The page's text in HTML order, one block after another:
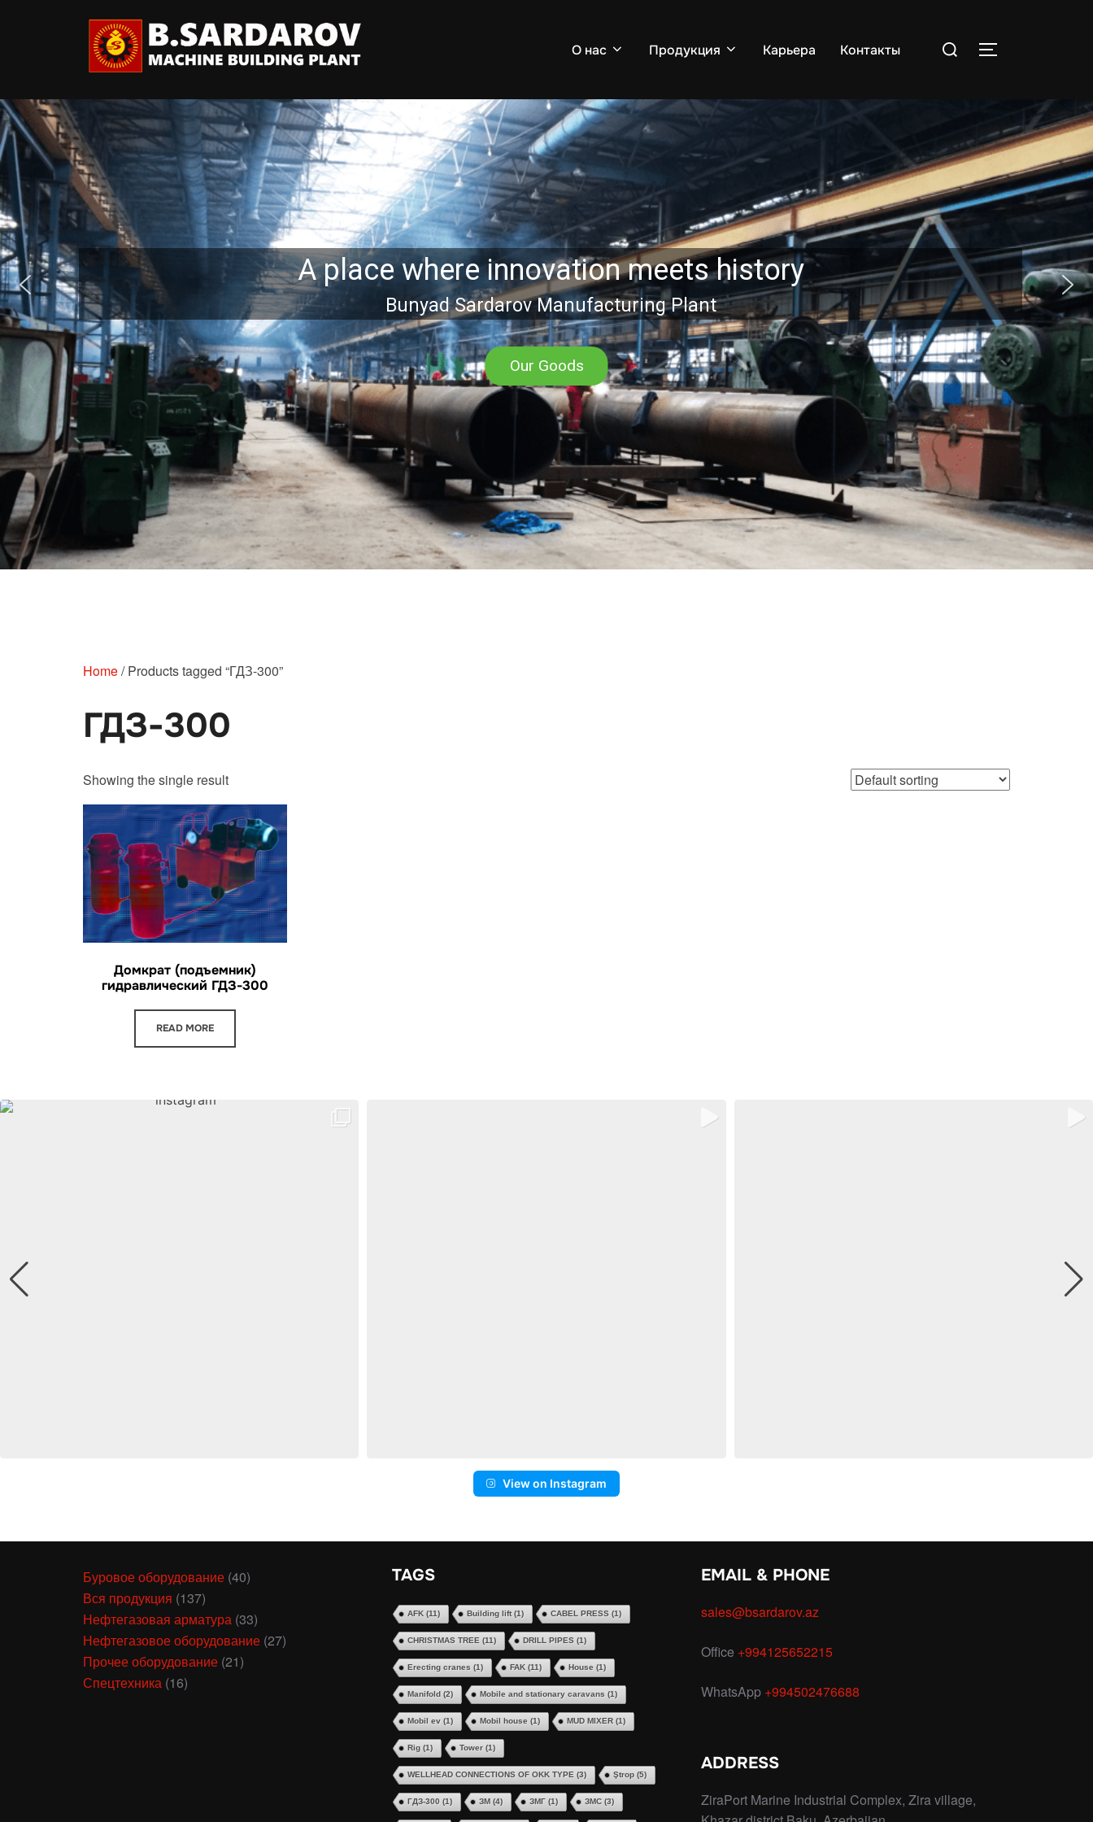
A place where innovation meets history
Bunyad Sardarov Manufacturing Plant
Our Goods
О нас Продукция Карьера Контакты
Поиск
по:
Home/ Products tagged “ГДЗ-300”
ГДЗ-300
Showing the single result
Домкрат (подъемник)
гидравлический ГДЗ-300
READ MORE
View on Instagram
Буровое оборудование (40)
Вся продукция (137)
Нефтегазовая арматура (33)
Нефтегазовое оборудование (27)
Прочее оборудование (21)
Спецтехника (16)
TAGS
AFK (11) Building lift(1) CABEL PRESS (1)
CHRISTMAS TREE (11) DRILL PIPES (1)
Erecting cranes (1) FAK (11) House (1)
Manifold (2) Mobile and stationary caravans (1)
Mobil ev (1) Mobil house (1) MUD MIXER (1)
Rig (1) Tower (1)
WELLHEAD CONNECTIONS OF OKK TYPE (3) Ştrop (5)
ГДЗ-300 (1) ЗМ (4) ЗМГ (1) ЗМС (3)
EMAIL & PHONE
sales@bsardarov.az
Office +994125652215
WhatsApp +994502476688
ADDRESS
ZiraPort Marine Industrial Complex, Zira village,